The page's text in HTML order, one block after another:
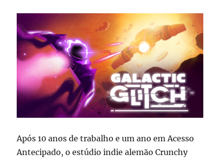
Após 10 anos de trabalho e um ano em Acesso
Antecipado, o estúdio indie alemão Crunchy